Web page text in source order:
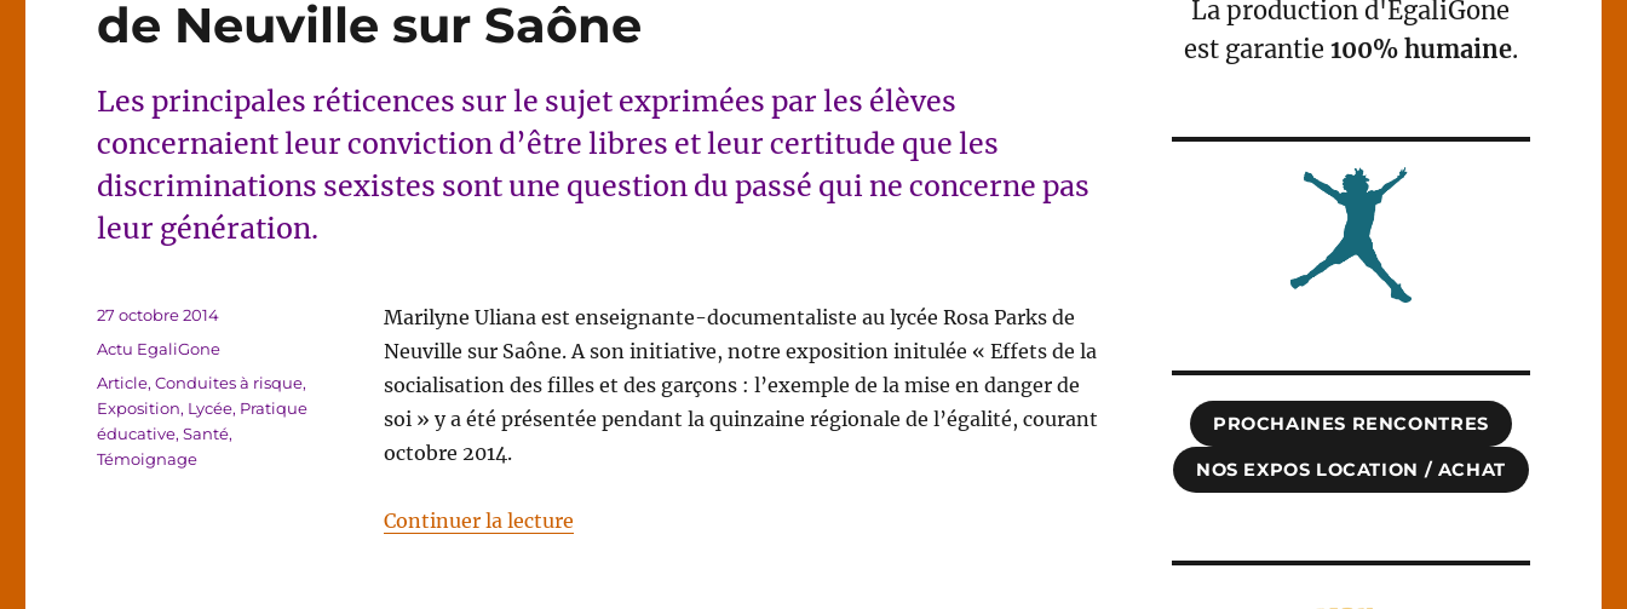
de Neuville sur Saône
Les principales réticences sur le sujet exprimées par les élèves
concernaient leur conviction d’être libres et leur certitude que les
discriminations sexistes sont une question du passé qui ne concerne pas
leur génération.
Marilyne Uliana est enseignante-documentaliste au lycée Rosa Parks de
Neuville sur Saône. A son initiative, notre exposition initulée « Effets de la
socialisation des filles et des garçons : l’exemple de la mise en danger de
soi » y a été présentée pendant la quinzaine régionale de l’égalité, courant
octobre 2014.
Continuer la lecturede « Notre expo santé au lycée Rosa Parks de Neuville sur Saône »
Publié
27 octobre 2014
Catégories
Actu EgaliGone
Étiquettes
Article,Conduites à risque,
Exposition, Lycée, Pratique
éducative,Santé,
Témoignage
La production d'EgaliGone
est garantie 100% humaine.
PROCHAINES RENCONTRES
NOS EXPOS LOCATION / ACHAT